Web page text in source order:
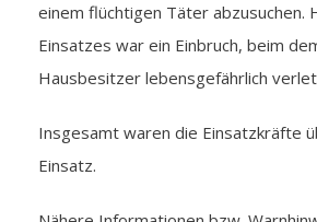
einem flüchtigen Täter abzusuchen.
Einsatzes war ein Einbruch, beim
Hausbesitzer lebensgefährlich
Insgesamt waren die Einsatzkräfte
Einsatz.